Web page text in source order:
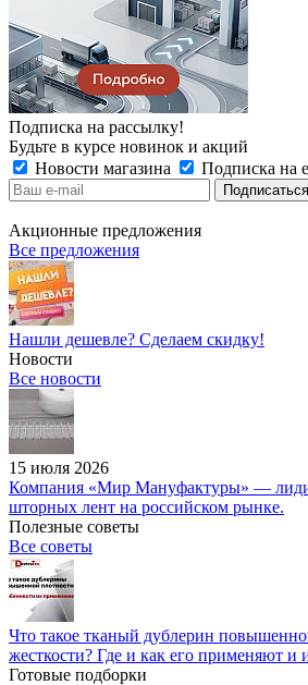
Подписка на рассылку!
Будьте в курсе новинок и акций
Новости магазина
Подписка на
Акционные предложения
Все предложения
Нашли дешевле? Сделаем скидку!
Новости
Все новости
15 июля 2026
Компания «Мир Мануфактуры» —
шторных лент на российском рынке.
Полезные советы
Все советы
Что такое тканый дублерин
жесткости? Где и как его применяют и
Готовые подборки